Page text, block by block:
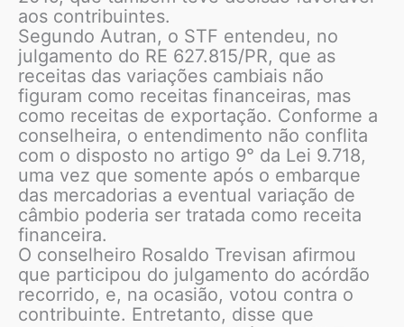
aos contribuintes.
Segundo Autran, o STF entendeu, no
julgamento do RE 627.815/PR, que as
receitas das variações cambiais não
figuram como receitas financeiras, mas
como receitas de exportação. Conforme a
conselheira, o entendimento não conflita
com o disposto no artigo 9° da Lei 9.718,
uma vez que somente após o embarque
das mercadorias a eventual variação de
câmbio poderia ser tratada como receita
financeira.
O conselheiro Rosaldo Trevisan afirmou
que participou do julgamento do acórdão
recorrido, e, na ocasião, votou contra o
contribuinte. Entretanto, disse que